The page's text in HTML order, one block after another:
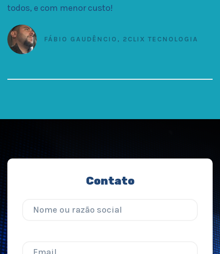
todos, e com menor custo!
FÁBIO GAUDÊNCIO, 2CLIX TECNOLOGIA
Contato